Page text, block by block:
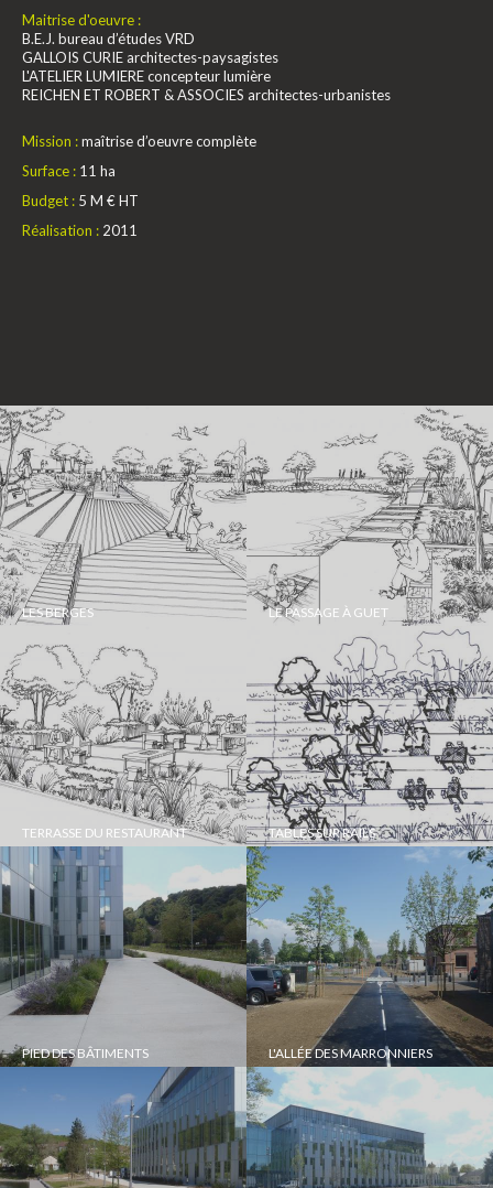
Maitrise d'oeuvre :
B.E.J. bureau d’études VRD
GALLOIS CURIE architectes-paysagistes
L'ATELIER LUMIERE concepteur lumière
REICHEN ET ROBERT & ASSOCIES architectes-urbanistes
Mission :maîtrise d’oeuvre complète
Surface : 11 ha
Budget : 5 M € HT
Réalisation : 2011
LES BERGES LE PASSAGE À GUET
TERRASSE DU RESTAURANT TABLES SUR RAILS
PIED DES BÂTIMENTS L'ALLÉE DES MARRONNIERS